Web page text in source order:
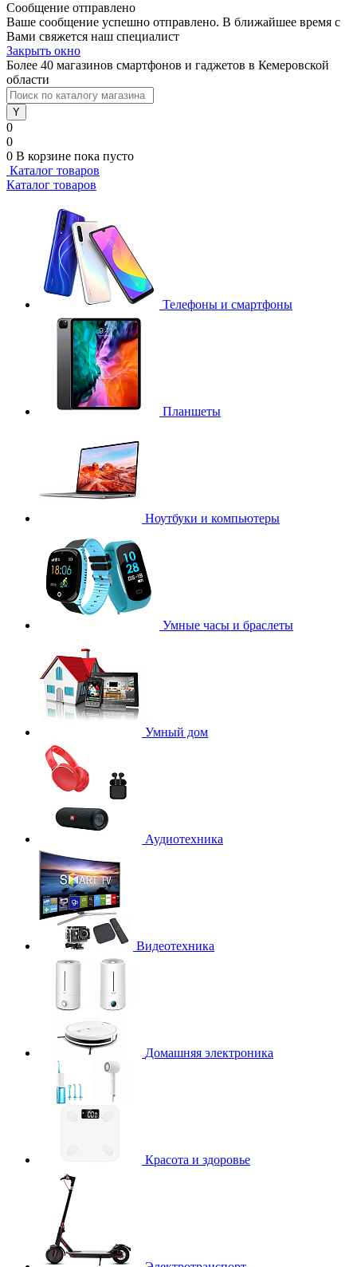
Сообщение отправлено
Ваше сообщение успешно отправлено. В ближайшее время с
Вами свяжется наш специалист
Закрыть окно
Более 40 магазинов смартфонов и гаджетов в Кемеровской
области
0
0
0 В корзине пока пусто
Каталог товаров
Каталог товаров
Телефоны и смартфоны
Планшеты
Ноутбуки и компьютеры
Умные часы и браслеты
Умный дом
Аудиотехника
Видеотехника
Домашняя электроника
Красота и здоровье